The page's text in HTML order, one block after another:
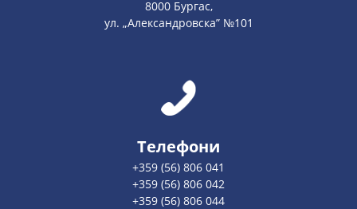
8000 Бургас,
ул. „Александровска” №101
Телефони
+359 (56) 806 041
+359 (56) 806 042
+359 (56) 806 044